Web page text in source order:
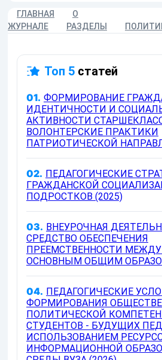
ГЛАВНАЯ
О
ЖУРНАЛЕ
РАЗДЕЛЫ
Топ 5 статей
01. ФОРМИРОВАНИЕ
ИДЕНТИЧНОСТИ И
АКТИВНОСТИ
ВОЛОНТЕРСКИЕ ПРАКТИКИ
ПАТРИОТИЧЕСКОЙ
02. ПЕДАГОГИЧЕСКИЕ
ГРАЖДАНСКОЙ
ПОДРОСТКОВ (2025)
03. ВНЕУРОЧНАЯ
СРЕДСТВО ОБЕСПЕЧЕНИЯ
ПРЕЕМСТВЕННОСТИ
ОСНОВНЫМ ОБЩИМ
04. ПЕДАГОГИЧЕСКИЕ
ФОРМИРОВАНИЯ
ПОЛИТИЧЕСКОЙ
СТУДЕНТОВ - БУДУЩИХ
ИСПОЛЬЗОВАНИЕМ
ИНФОРМАЦИОННОЙ